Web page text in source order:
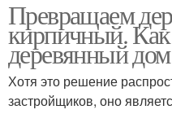
Превращаем
кирпичный.
деревянный
Хотя это решение
застройщиков, оно